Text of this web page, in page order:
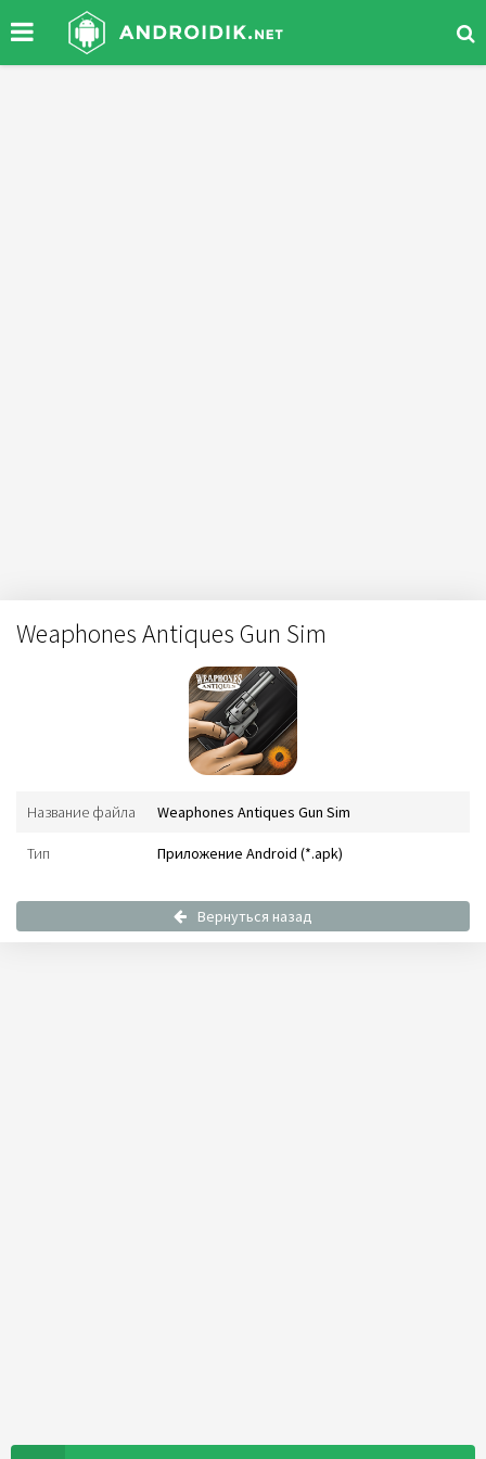
Weaphones Antiques Gun Sim
Название файла Weaphones Antiques Gun Sim
Тип Приложение Android (*.apk)
Вернуться назад